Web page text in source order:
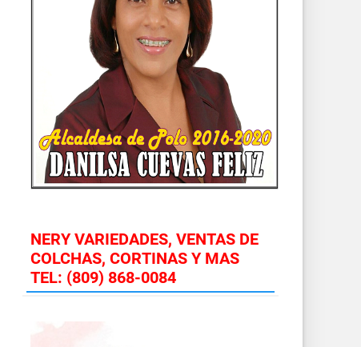
NERY VARIEDADES, VENTAS DE
COLCHAS, CORTINAS Y MAS
TEL: (809) 868-0084